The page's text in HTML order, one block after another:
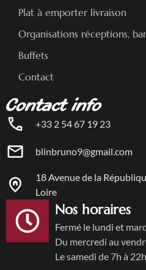
Plat à emporter livraison
Organisations réceptions,
Buffets
Contact
Contact info
+33 2 54 67 19 23
blinbruno9@gmail.com
18 Avenue de la
Loire
Nos horaires
Fermé le lundi et
Du mercredi au
Le samedi de 7h à